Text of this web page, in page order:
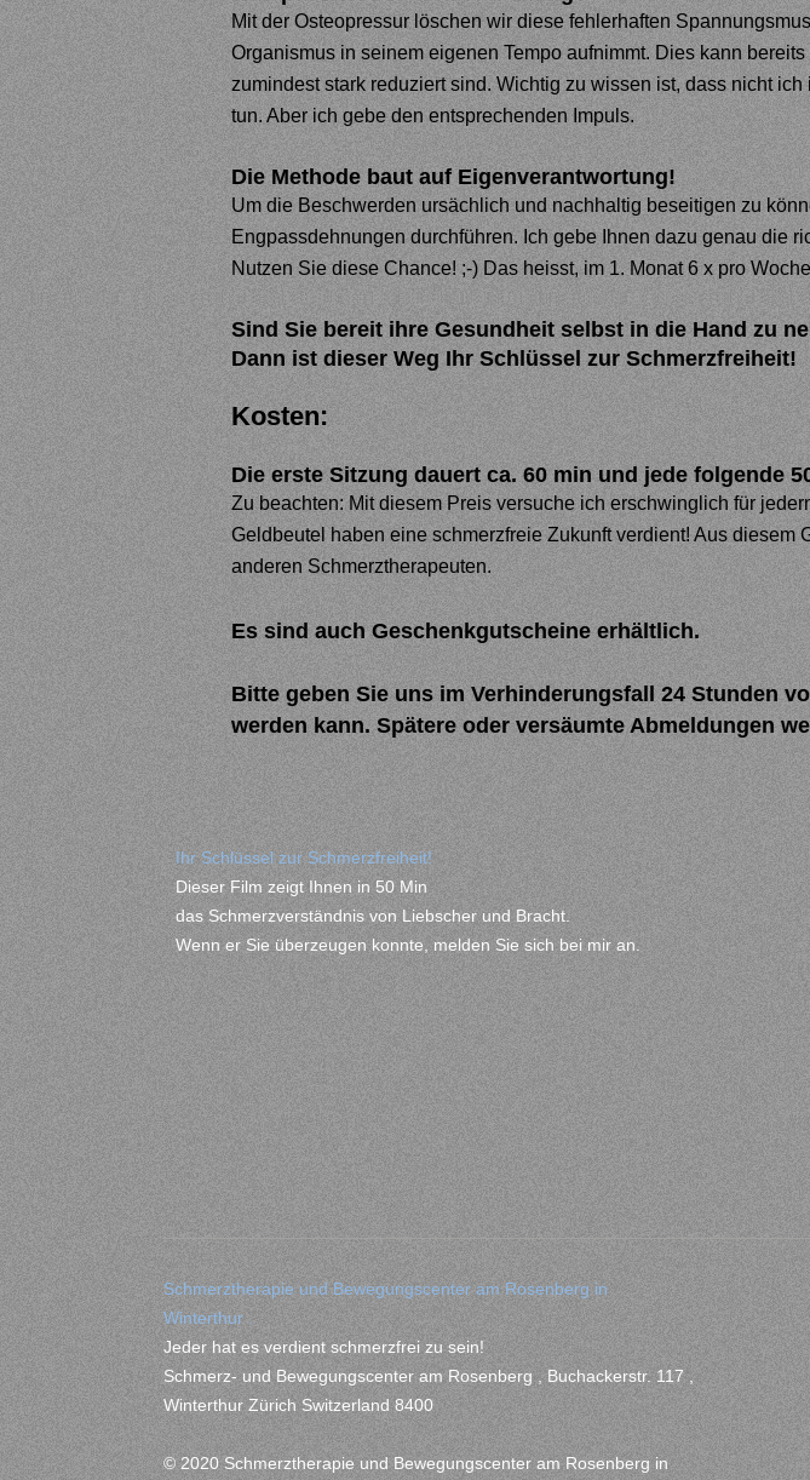
Mit der Osteopressur löschen wir diese fehlerhaften
Organismus in seinem eigenen Tempoaufnimmt. Dies kann
zumindest stark reduziert sind.Wichtig zu wissen ist, dass nicht
tun. Aber ich gebe den entsprechenden Impuls.
Die Methode baut auf Eigenverantwortung!
Um die Beschwerden ursächlich und nachhaltig beseitigen zu
Engpassdehnungen durchführen. Ich gebe Ihnen dazu genau die
Nutzen Sie diese Chance! ;-) Das heisst, im 1. Monat 6 x pro
Sind Sie bereit ihre Gesundheit selbst in die Hand zu
Dann ist dieser Weg Ihr Schlüssel zur Schmerzfreiheit!
Kosten:
Die erste Sitzung dauert ca. 60 min und jede folgende
Zu beachten: Mit diesem Preis versuche ich erschwinglich für
Geldbeutel haben eine schmerzfreie Zukunft verdient! Aus
anderen Schmerztherapeuten.
Es sind auch Geschenkgutscheine erhältlich.
Bitte geben Sie uns im Verhinderungsfall 24 Stunden
werden kann. Spätere oder versäumte Abmeldungen
Ihr Schlüssel zur Schmerzfreiheit!
Dieser Film zeigt Ihnen in 50 Min
das Schmerzverständnis von Liebscher und Bracht.
Wenn er Sie überzeugen konnte, melden Sie sich bei mir an.
Schmerztherapie und Bewegungscenter am Rosenberg in
Winterthur .
Jeder hat es verdient schmerzfrei zu sein!
Schmerz- und Bewegungscenter am Rosenberg , Buchackerstr. 117 ,
Winterthur Zürich Switzerland 8400
© 2020 Schmerztherapie und Bewegungscenter am Rosenberg in